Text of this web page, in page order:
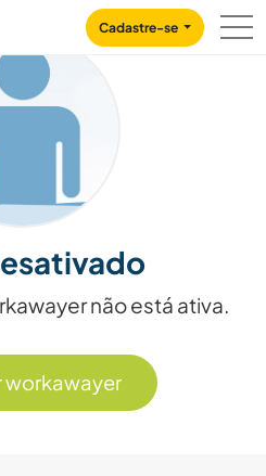
Cadastre-se
não está ativa.
workawayer